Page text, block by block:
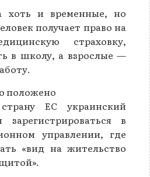
хоть и временные, но
получает право на
страховку,
в школу, а взрослые —
положено
ЕС украинский
в
управлении, где
«вид на жительство